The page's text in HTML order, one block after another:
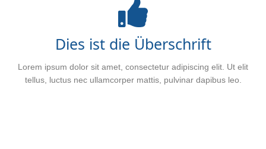
Dies ist die Überschrift
Lorem ipsum dolor sit amet, consectetur adipiscing elit. Ut elit
tellus, luctus nec ullamcorper mattis, pulvinar dapibus leo.